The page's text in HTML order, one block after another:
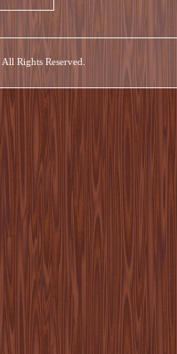
. All Rights Reserved.